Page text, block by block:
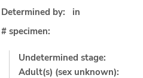
Determined by:
in
# specimen:
Undetermined stage:
Adult(s) (sex unknown):